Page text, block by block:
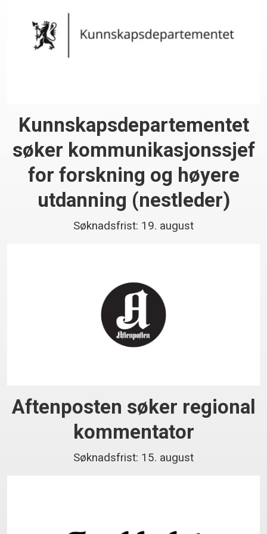
Kunnskaps­departementet
søker kommunikasjonssjef
for forskning og høyere
utdanning (nestleder)
Søknadsfrist: 19. august
Aftenposten søker regional
kommentator
Søknadsfrist: 15. august